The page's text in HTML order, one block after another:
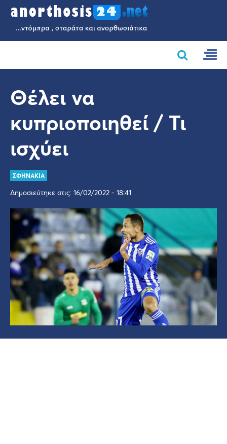
Θέλει να
κυπριοποιηθεί / Τι
ισχύει
ΣΦΗΝΑΚΙΑ
Δημοσιεύτηκε στις: 16/02/2022 - 18:41